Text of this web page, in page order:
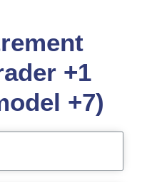
+1
+7)